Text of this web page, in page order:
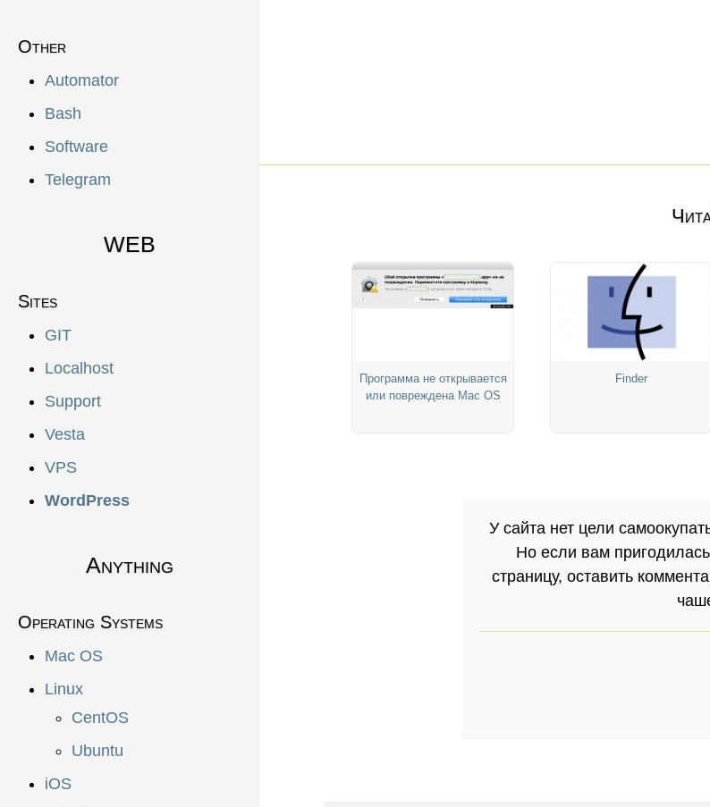
Other
Automator
Bash
Software
Telegram
WEB
Sites
GIT
Localhost
Support
Vesta
VPS
WordPress
Anything
Operating Systems
Mac OS
Linux
CentOS
Ubuntu
iOS
Программа не открывается
или повреждена Mac OS
Finder
У сайта нет цели
Но если вам
страницу, оставить